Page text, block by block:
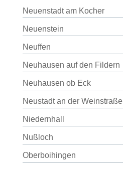
Neuenstadt am Kocher
Neuenstein
Neuffen
Neuhausen auf den Fildern
Neuhausen ob Eck
Neustadt an der Weinstraße
Niedernhall
Nußloch
Oberboihingen